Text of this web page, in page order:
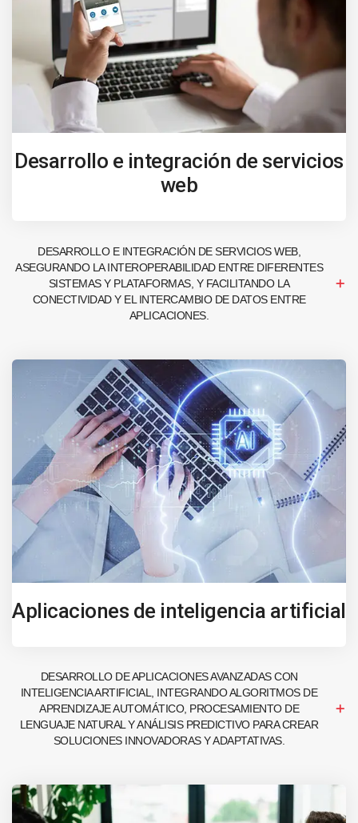
Desarrollo e integración de servicios
web
DESARROLLO E INTEGRACIÓN DE SERVICIOS WEB,
ASEGURANDO LA INTEROPERABILIDAD ENTRE DIFERENTES
SISTEMAS Y PLATAFORMAS, Y FACILITANDO LA
CONECTIVIDAD Y EL INTERCAMBIO DE DATOS ENTRE
APLICACIONES.
Aplicaciones de inteligencia artificial
DESARROLLO DE APLICACIONES AVANZADAS CON
INTELIGENCIA ARTIFICIAL, INTEGRANDO ALGORITMOS DE
APRENDIZAJE AUTOMÁTICO, PROCESAMIENTO DE
LENGUAJE NATURAL Y ANÁLISIS PREDICTIVO PARA CREAR
SOLUCIONES INNOVADORAS Y ADAPTATIVAS.